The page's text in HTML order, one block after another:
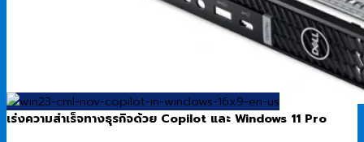
เร่งความสำเร็จทางธุรกิจด้วย Copilot และ Windows 11 Pro